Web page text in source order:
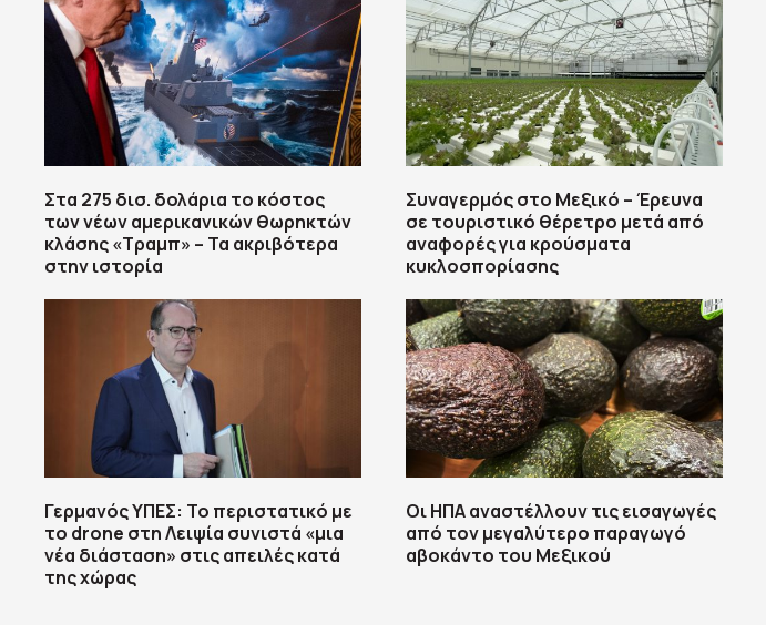
Στα 275 δισ. δολάρια το κόστος
των νέων αμερικανικών θωρηκτών
κλάσης «Τραμπ» – Τα ακριβότερα
στην ιστορία
Γερμανός ΥΠΕΣ: Το περιστατικό με
το drone στη Λειψία συνιστά «μια
νέα διάσταση» στις απειλές κατά
της χώρας
Συναγερμός στο Μεξικό – Έρευνα
σε τουριστικό θέρετρο μετά από
αναφορές για κρούσματα
κυκλοσπορίασης
Οι ΗΠΑ αναστέλλουν τις εισαγωγές
από τον μεγαλύτερο παραγωγό
αβοκάντο του Μεξικού